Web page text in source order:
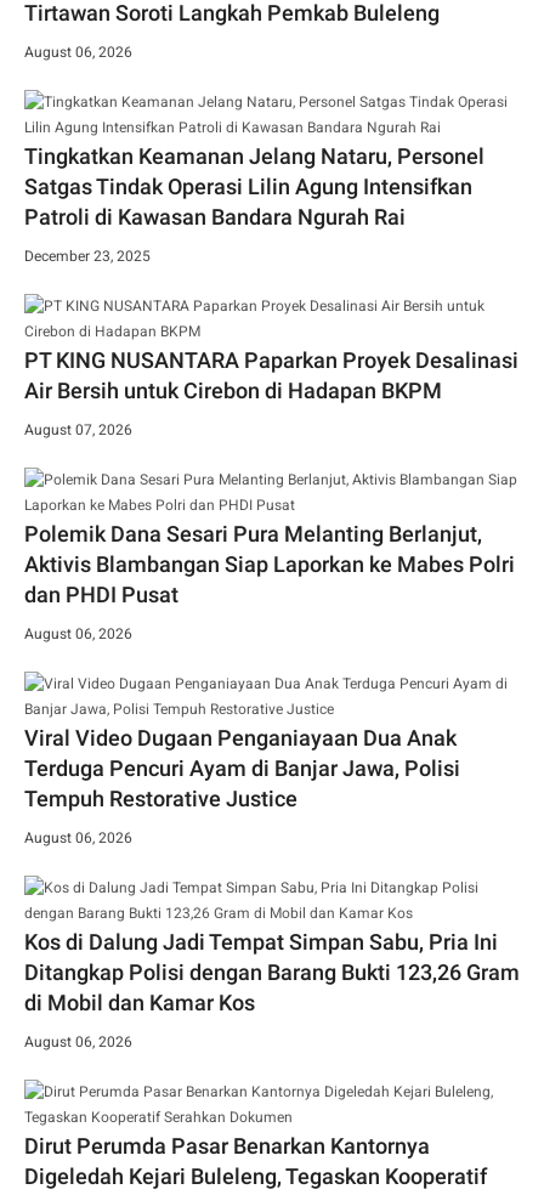
Tirtawan Soroti Langkah Pemkab Buleleng
August 06, 2026
Tingkatkan Keamanan Jelang Nataru, Personel
Satgas Tindak Operasi Lilin Agung Intensifkan
Patroli di Kawasan Bandara Ngurah Rai
December 23, 2025
PT KING NUSANTARA Paparkan Proyek Desalinasi
Air Bersih untuk Cirebon di Hadapan BKPM
August 07, 2026
Polemik Dana Sesari Pura Melanting Berlanjut,
Aktivis Blambangan Siap Laporkan ke Mabes Polri
dan PHDI Pusat
August 06, 2026
Viral Video Dugaan Penganiayaan Dua Anak
Terduga Pencuri Ayam di Banjar Jawa, Polisi
Tempuh Restorative Justice
August 06, 2026
Kos di Dalung Jadi Tempat Simpan Sabu, Pria Ini
Ditangkap Polisi dengan Barang Bukti 123,26 Gram
di Mobil dan Kamar Kos
August 06, 2026
Dirut Perumda Pasar Benarkan Kantornya
Digeledah Kejari Buleleng, Tegaskan Kooperatif